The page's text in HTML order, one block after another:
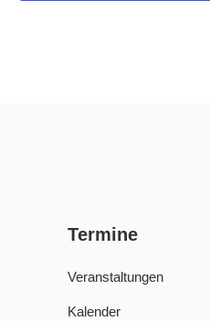
Termine
Veranstaltungen
Kalender